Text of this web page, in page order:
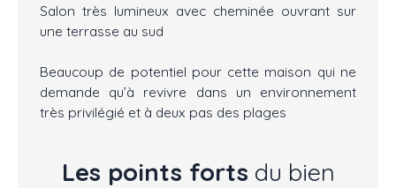
Salon très lumineux avec cheminée ouvrant sur
une terrasse au sud
Beaucoup de potentiel pour cette maison qui ne
demande qu’à revivre dans un environnement
très privilégié et à deux pas des plages
Les points forts du bien